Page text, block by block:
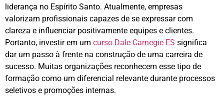
liderança no Espírito Santo. Atualmente, empresas
valorizam profissionais capazes de se expressar com
clareza e influenciar positivamente equipes e clientes.
Portanto, investir em um curso Dale Carnegie ES significa
dar um passo à frente na construção de uma carreira de
sucesso. Muitas organizações reconhecem esse tipo de
formação como um diferencial relevante durante processos
seletivos e promoções internas.